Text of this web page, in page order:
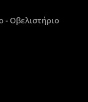
- Οβελιστήριο